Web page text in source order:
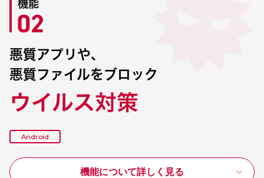
機能
悪質アプリや、
悪質ファイルをブロック
ウイルス対策
Android
機能について詳しく見る